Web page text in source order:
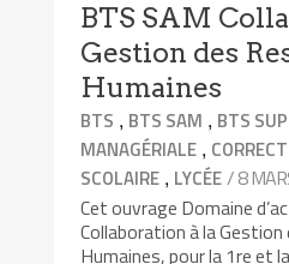
BTS SAM
Gestion des
Humaines
BTS , BTS SAM , BTS
MANAGÉRIALE ,
SCOLAIRE , LYCÉE/ 8
Cet ouvrage Domaine
Collaboration à la
Humaines, pour la 1re et